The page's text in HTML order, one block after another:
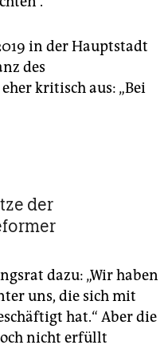
in der Hauptstadt
des
kritisch aus: „Bei
der
dazu: „Wir haben
uns, die sich mit
hat.“ Aber die
nicht erfüllt